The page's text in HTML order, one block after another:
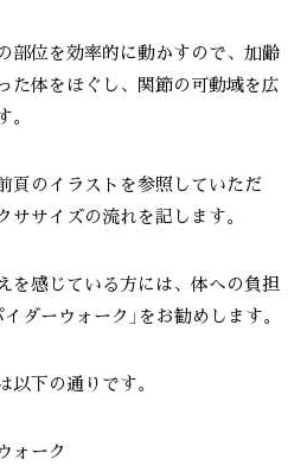
部位を効率的に動かすので、加齢
た体をほぐし、関節の可動域を広
頁のイラストを参照していただ
サイズの流れを記します。
を感じている方には、体への負担
ダーウォーク」をお勧めします。
下の通りです。
ォーク